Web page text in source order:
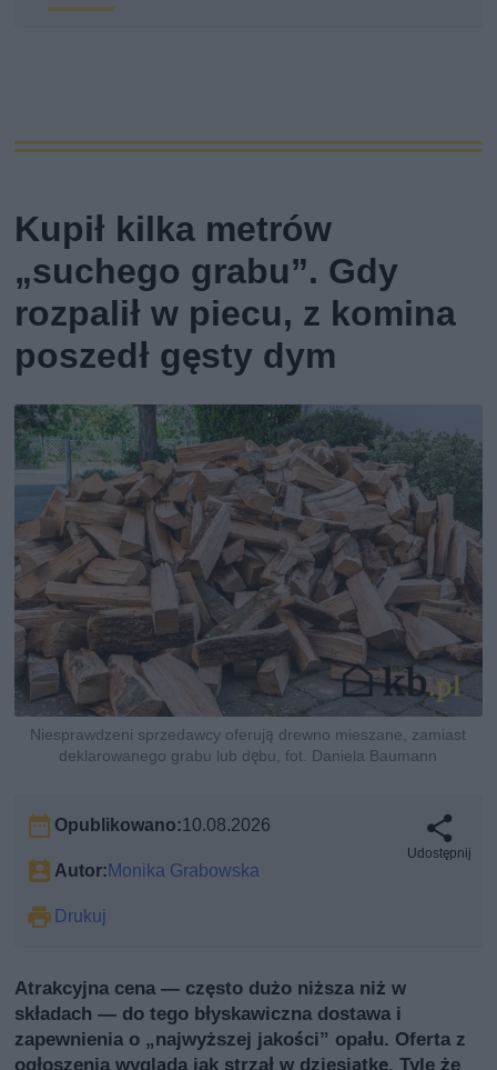
Kupił kilka metrów
„suchego grabu”. Gdy
rozpalił w piecu, z komina
poszedł gęsty dym
Niesprawdzeni sprzedawcy oferują drewno mieszane, zamiast
deklarowanego grabu lub dębu, fot. Daniela Baumann
Opublikowano:10.08.2026
Autor:Monika Grabowska
Drukuj
Udostępnij
Atrakcyjna cena — często dużo niższa niż w
składach — do tego błyskawiczna dostawa i
zapewnienia o „najwyższej jakości” opału. Oferta z
ogłoszenia wygląda jak strzał w dziesiątkę. Tyle że